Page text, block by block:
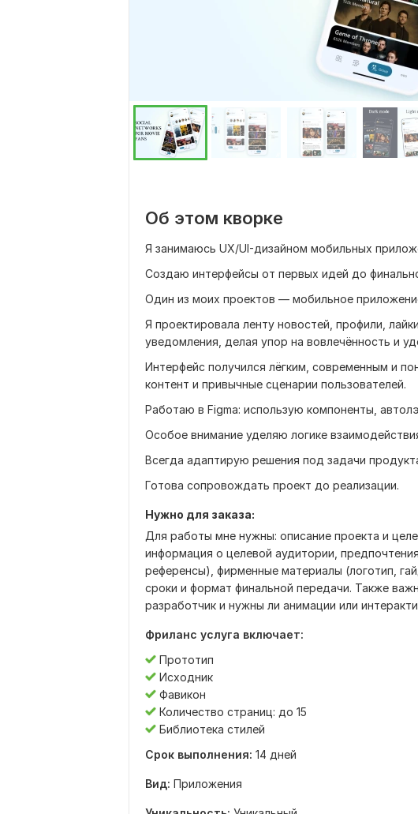
Об этом кворке
Я занимаюсь UX/UI-дизайном мобильных
Создаю интерфейсы от первых идей до
Один из моих проектов — мобильное
Я проектировала ленту новостей, профили,
уведомления, делая упор на вовлечённость и
Интерфейс получился лёгким, современным и
контент и привычные сценарии пользователей.
Работаю в Figma: использую компоненты,
Особое внимание уделяю логике
Всегда адаптирую решения под задачи
Готова сопровождать проект до реализации.
Нужно для заказа:
Для работы мне нужны: описание проекта и
информация о целевой аудитории,
референсы), фирменные материалы (логотип,
сроки и формат финальной передачи. Также
разработчик и нужны ли анимации или
Фриланс услуга включает:
Прототип
Исходник
Фавикон
Количество страниц: до 15
Библиотека стилей
Срок выполнения: 14 дней
Вид: Приложения